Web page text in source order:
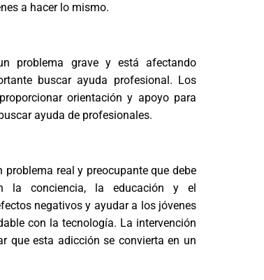
a hacer lo mismo.
problema grave y está afectando
buscar ayuda profesional. Los
orientación y apoyo para
ayuda de profesionales.
real y preocupante que debe
la conciencia, la educación y el
negativos y ayudar a los jóvenes
con la tecnología. La intervención
que esta adicción se convierta en un